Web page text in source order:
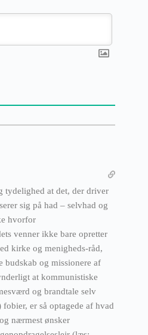
tydelighed at det, der driver
sig på had – selvhad og
hvorfor
venner ikke bare opretter
kirke og menigheds-råd,
budskab og missionere af
at kommunistiske
og brandtale selv
er så optagede af hvad
nærmest ønsker